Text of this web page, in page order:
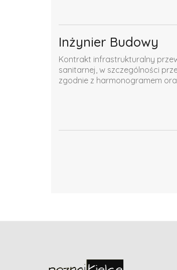
Inżynier Budowy
Kontrakt infrastrukturalny
sanitarnej, w szczególności
zgodnie z harmonogramem